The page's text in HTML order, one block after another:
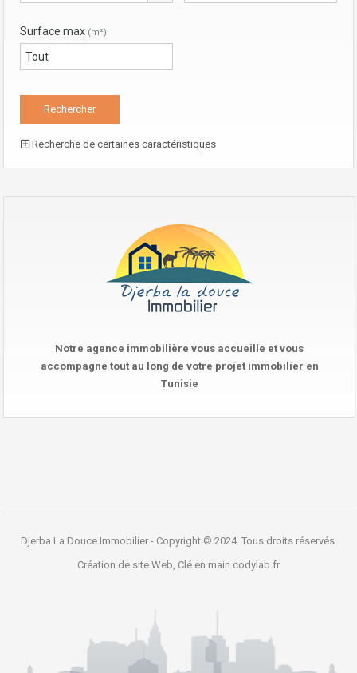
Surface max (m²)
Recherche de certaines caractéristiques
Notre agence immobilière vous accueille et vous
accompagne tout au long de votre projet immobilier en
Tunisie
Djerba La Douce Immobilier - Copyright © 2024. Tous droits réservés.
Création de site Web, Clé en main codylab.fr